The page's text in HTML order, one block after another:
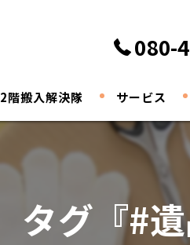
080-
2階搬入解決隊 サービス
タグ『#